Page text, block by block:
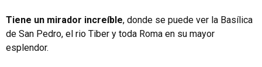
Tiene un mirador increíble, donde se puede ver la Basílica
de San Pedro, el rio Tiber y toda Roma en su mayor
esplendor.